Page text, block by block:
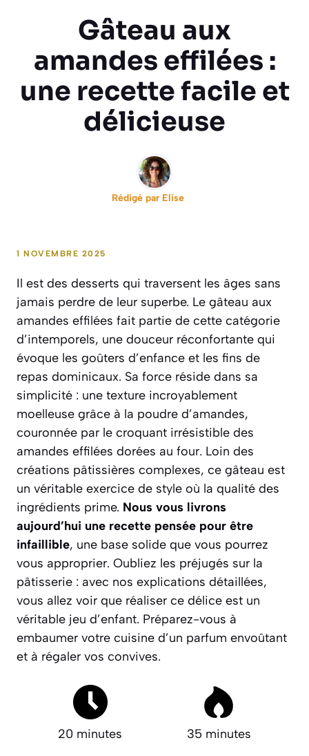
Gâteau aux
amandes effilées :
une recette facile et
délicieuse
Rédigé par Elise
1 NOVEMBRE 2025
Il est des desserts qui traversent les âges sans
jamais perdre de leur superbe. Le gâteau aux
amandes effilées fait partie de cette catégorie
d’intemporels, une douceur réconfortante qui
évoque les goûters d’enfance et les fins de
repas dominicaux. Sa force réside dans sa
simplicité : une texture incroyablement
moelleuse grâce à la poudre d’amandes,
couronnée par le croquant irrésistible des
amandes effilées dorées au four. Loin des
créations pâtissières complexes, ce gâteau est
un véritable exercice de style où la qualité des
ingrédients prime. Nous vous livrons
aujourd’hui une recette pensée pour être
infaillible, une base solide que vous pourrez
vous approprier. Oubliez les préjugés sur la
pâtisserie : avec nos explications détaillées,
vous allez voir que réaliser ce délice est un
véritable jeu d’enfant. Préparez-vous à
embaumer votre cuisine d’un parfum envoûtant
et à régaler vos convives.
20 minutes 35 minutes